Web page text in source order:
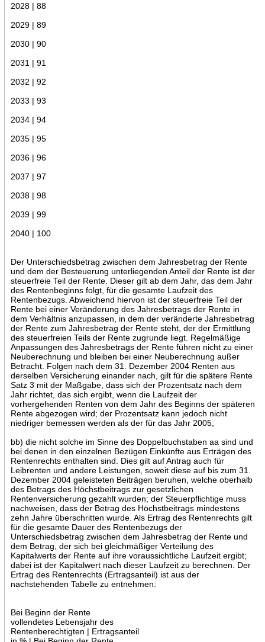
2028 | 88
2029 | 89
2030 | 90
2031 | 91
2032 | 92
2033 | 93
2034 | 94
2035 | 95
2036 | 96
2037 | 97
2038 | 98
2039 | 99
2040 | 100
Der Unterschiedsbetrag zwischen dem Jahresbetrag der Rente
und dem der Besteuerung unterliegenden Anteil der Rente ist der
steuerfreie Teil der Rente. Dieser gilt ab dem Jahr, das dem Jahr
des Rentenbeginns folgt, für die gesamte Laufzeit des
Rentenbezugs. Abweichend hiervon ist der steuerfreie Teil der
Rente bei einer Veränderung des Jahresbetrags der Rente in
dem Verhältnis anzupassen, in dem der veränderte Jahresbetrag
der Rente zum Jahresbetrag der Rente steht, der der Ermittlung
des steuerfreien Teils der Rente zugrunde liegt. Regelmäßige
Anpassungen des Jahresbetrags der Rente führen nicht zu einer
Neuberechnung und bleiben bei einer Neuberechnung außer
Betracht. Folgen nach dem 31. Dezember 2004 Renten aus
derselben Versicherung einander nach, gilt für die spätere Rente
Satz 3 mit der Maßgabe, dass sich der Prozentsatz nach dem
Jahr richtet, das sich ergibt, wenn die Laufzeit der
vorhergehenden Renten von dem Jahr des Beginns der späteren
Rente abgezogen wird; der Prozentsatz kann jedoch nicht
niedriger bemessen werden als der für das Jahr 2005;
bb) die nicht solche im Sinne des Doppelbuchstaben aa sind und
bei denen in den einzelnen Bezügen Einkünfte aus Erträgen des
Rentenrechts enthalten sind. Dies gilt auf Antrag auch für
Leibrenten und andere Leistungen, soweit diese auf bis zum 31.
Dezember 2004 geleisteten Beiträgen beruhen, welche oberhalb
des Betrags des Höchstbeitrags zur gesetzlichen
Rentenversicherung gezahlt wurden; der Steuerpflichtige muss
nachweisen, dass der Betrag des Höchstbeitrags mindestens
zehn Jahre überschritten wurde. Als Ertrag des Rentenrechts gilt
für die gesamte Dauer des Rentenbezugs der
Unterschiedsbetrag zwischen dem Jahresbetrag der Rente und
dem Betrag, der sich bei gleichmäßiger Verteilung des
Kapitalwerts der Rente auf ihre voraussichtliche Laufzeit ergibt;
dabei ist der Kapitalwert nach dieser Laufzeit zu berechnen. Der
Ertrag des Rentenrechts (Ertragsanteil) ist aus der
nachstehenden Tabelle zu entnehmen:
Bei Beginn der Rente
vollendetes Lebensjahr des
Rentenberechtigten | Ertragsanteil